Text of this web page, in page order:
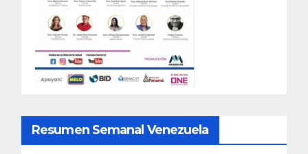
Resumen Semanal Venezuela